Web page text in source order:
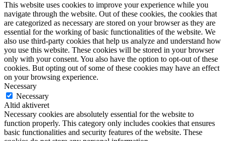
This website uses cookies to improve your experience while you
navigate through the website. Out of these cookies, the cookies that
are categorized as necessary are stored on your browser as they are
essential for the working of basic functionalities of the website. We
also use third-party cookies that help us analyze and understand how
you use this website. These cookies will be stored in your browser
only with your consent. You also have the option to opt-out of these
cookies. But opting out of some of these cookies may have an effect
on your browsing experience.
Necessary
Necessary
Altid aktiveret
Necessary cookies are absolutely essential for the website to
function properly. This category only includes cookies that ensures
basic functionalities and security features of the website. These